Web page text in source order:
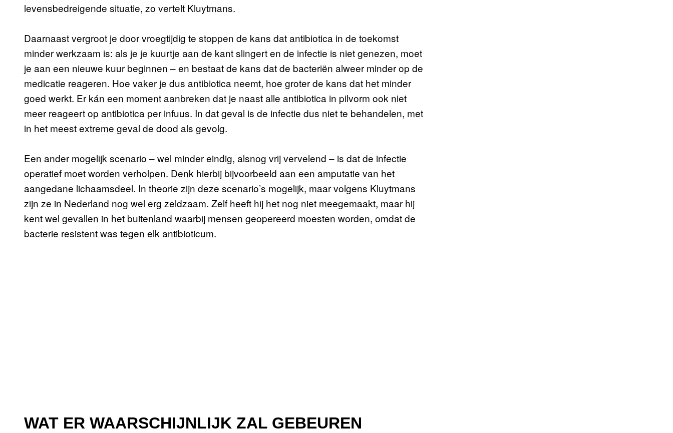
levensbedreigende situatie, zo vertelt Kluytmans.
Daarnaast vergroot je door vroegtijdig te stoppen de kans dat antibiotica in de toekomst
minder werkzaam is: als je je kuurtje aan de kant slingert en de infectie is niet genezen, moet
je aan een nieuwe kuur beginnen – en bestaat de kans dat de bacteriën alweer minder op de
medicatie reageren. Hoe vaker je dus antibiotica neemt, hoe groter de kans dat het minder
goed werkt. Er kán een moment aanbreken dat je naast alle antibiotica in pilvorm ook niet
meer reageert op antibiotica per infuus. In dat geval is de infectie dus niet te behandelen, met
in het meest extreme geval de dood als gevolg.
Een ander mogelijk scenario – wel minder eindig, alsnog vrij vervelend – is dat de infectie
operatief moet worden verholpen. Denk hierbij bijvoorbeeld aan een amputatie van het
aangedane lichaamsdeel. In theorie zijn deze scenario’s mogelijk, maar volgens Kluytmans
zijn ze in Nederland nog wel erg zeldzaam. Zelf heeft hij het nog niet meegemaakt, maar hij
kent wel gevallen in het buitenland waarbij mensen geopereerd moesten worden, omdat de
bacterie resistent was tegen elk antibioticum.
WAT ER WAARSCHIJNLIJK ZAL GEBEUREN